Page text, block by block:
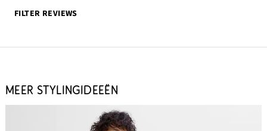
FILTER REVIEWS
MEER STYLINGIDEEËN